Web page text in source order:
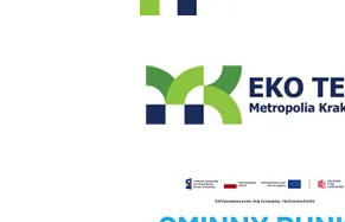
Realizacja Programu Czyste